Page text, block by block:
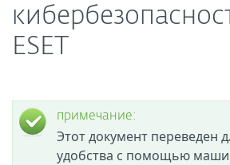
ESET
примечание:
Этот документ переведен
удобства с помощью